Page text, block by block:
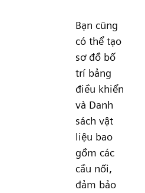
Bạn cũng
có thể tạo
sơ đồ bố
trí bảng
điều khiển
và Danh
sách vật
liệu bao
gồm các
cầu nối,
đảm bảo